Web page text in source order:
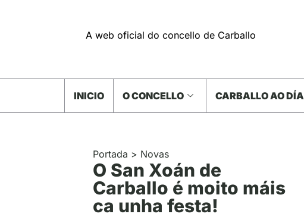
A web oficial do concello de Carballo
INICIO O CONCELLO CARBALLO AO DÍA
Portada > Novas
O San Xoán de
Carballo é moito máis
ca unha festa!